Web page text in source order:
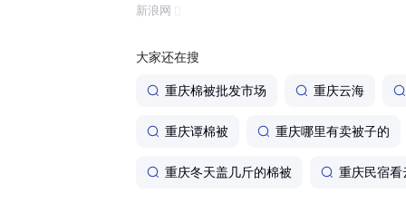
满山谷,缭绕林木峰峦,深浅山林在薄
音乐/@卡布叻_周深 )...
新浪网
大家还在搜
重庆棉被批发市场 重庆云海
重庆谭棉被 重庆哪里有卖被子的
重庆冬天盖几斤的棉被 重庆民宿看